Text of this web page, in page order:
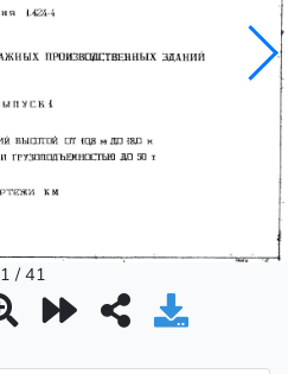
1 / 41